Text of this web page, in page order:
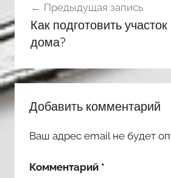
по
записям
Предыдущая запись
Как подготовить
дома?
Добавить комментарий
Ваш адрес email не будет
Комментарий *